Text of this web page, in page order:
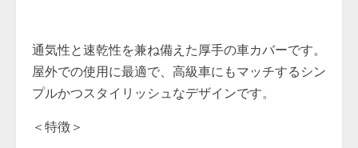
通気性と速乾性を兼ね備えた厚手の車カバーです。
屋外での使用に最適で、高級車にもマッチするシン
プルかつスタイリッシュなデザインです。
＜特徴＞